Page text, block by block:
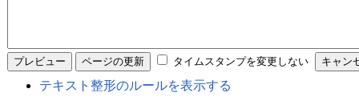
タイムスタンプを変更しない
テキスト整形のルールを表示する